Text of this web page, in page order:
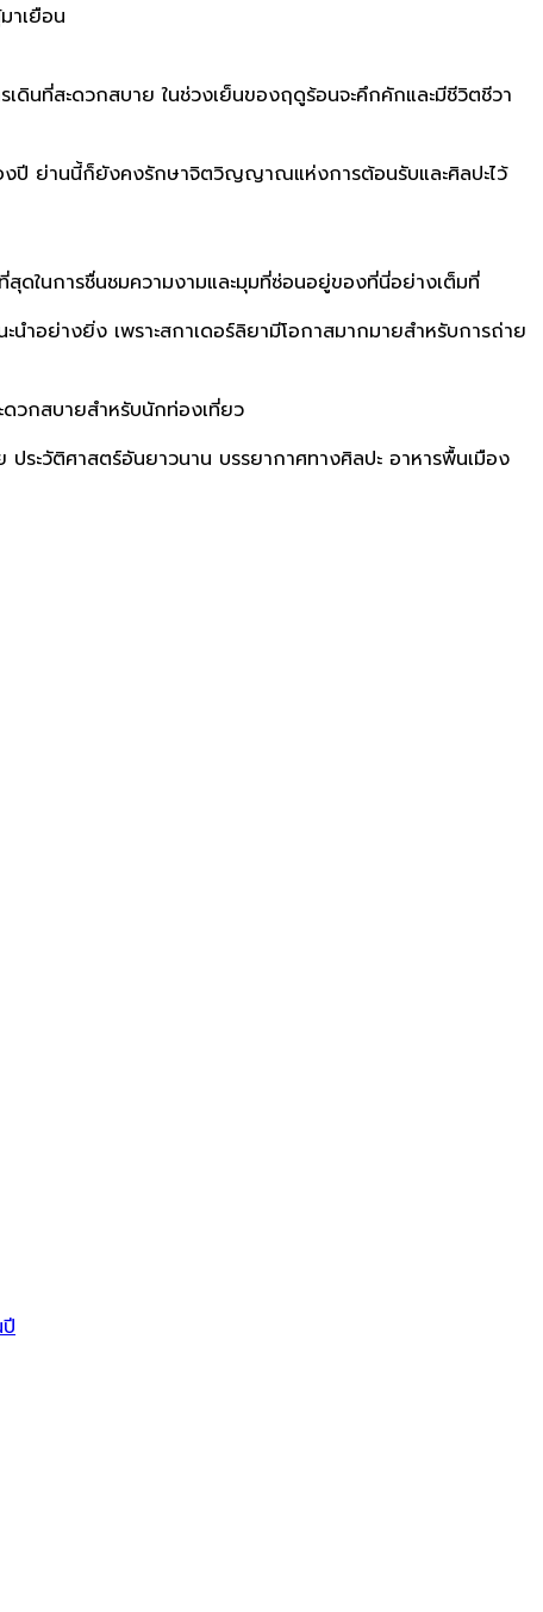
าเยือน
ดินที่สะดวกสบาย ในช่วงเย็นของฤดูร้อนจะคึกคักและมีชีวิตชีวา
องปี ย่านนี้ก็ยังคงรักษาจิตวิญญาณแห่งการต้อนรับและศิลปะไว้
ดในการชื่นชมความงามและมุมที่ซ่อนอยู่ของที่นี่อย่างเต็มที่
ำอย่างยิ่ง เพราะสกาเดอร์ลิยามีโอกาสมากมายสำหรับการถ่าย
ดวกสบายสำหรับนักท่องเที่ยว
ระวัติศาสตร์อันยาวนาน บรรยากาศทางศิลปะ อาหารพื้นเมือง